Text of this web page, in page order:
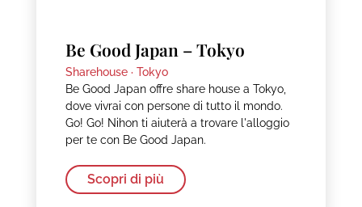
Be Good Japan – Tokyo
Sharehouse · Tokyo
Be Good Japan offre share house a Tokyo,
dove vivrai con persone di tutto il mondo.
Go! Go! Nihon ti aiuterà a trovare l'alloggio
per te con Be Good Japan.
Scopri di più